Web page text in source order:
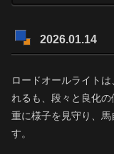
2026.01.14
ロードオールライト
れるも、段々と良化
重に様子を見守り、
す。